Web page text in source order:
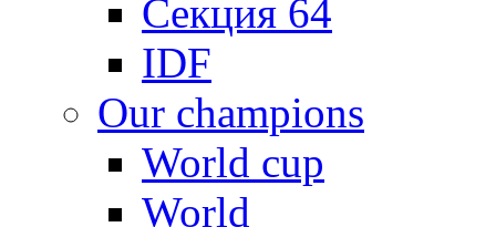
Секция 64
IDF
Our champions
World cup
World